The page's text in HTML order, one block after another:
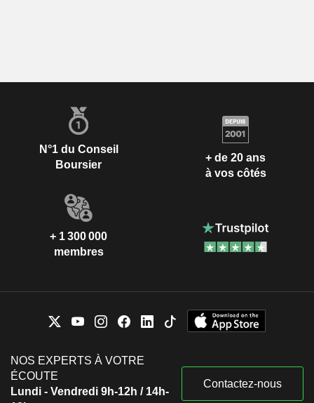
N°1 du Conseil
Boursier
+ de 20 ans
à vos côtés
+ 1 300 000
membres
NOS EXPERTS À VOTRE
ÉCOUTE
Lundi - Vendredi 9h-12h / 14h-
Contactez-nous